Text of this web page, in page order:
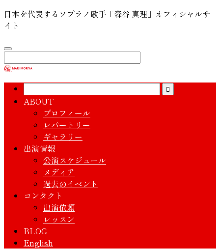
日本を代表するソプラノ歌手「森谷 真理」オフィシャルサ
イト
ABOUT
プロフィール
レパートリー
ギャラリー
出演情報
公演スケジュール
メディア
過去のイベント
コンタクト
出演依頼
レッスン
BLOG
English